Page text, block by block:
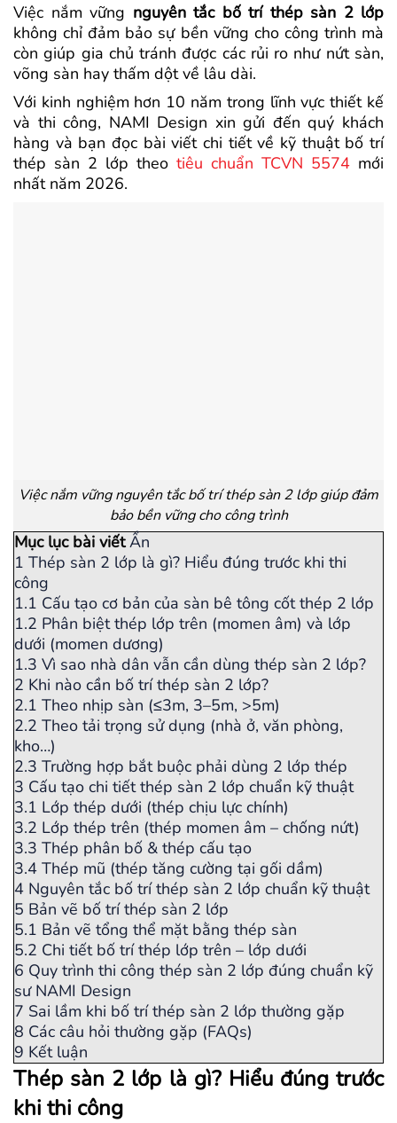
Việc nắm vững nguyên tắc bố trí thép sàn 2 lớp
không chỉ đảm bảo sự bền vững cho công trình mà
còn giúp gia chủ tránh được các rủi ro như nứt sàn,
võng sàn hay thấm dột về lâu dài.
Với kinh nghiệm hơn 10 năm trong lĩnh vực thiết kế
và thi công, NAMI Design xin gửi đến quý khách
hàng và bạn đọc bài viết chi tiết về kỹ thuật bố trí
thép sàn 2 lớp theo tiêu chuẩn TCVN 5574 mới
nhất năm 2026.
Việc nắm vững nguyên tắc bố trí thép sàn 2 lớp giúp đảm
bảo bền vững cho công trình
Mục lục bài viết Ẩn
1 Thép sàn 2 lớp là gì? Hiểu đúng trước khi thi
công
1.1 Cấu tạo cơ bản của sàn bê tông cốt thép 2 lớp
1.2 Phân biệt thép lớp trên (momen âm) và lớp
dưới (momen dương)
1.3 Vì sao nhà dân vẫn cần dùng thép sàn 2 lớp?
2 Khi nào cần bố trí thép sàn 2 lớp?
2.1 Theo nhịp sàn (≤3m, 3–5m, >5m)
2.2 Theo tải trọng sử dụng (nhà ở, văn phòng,
kho…)
2.3 Trường hợp bắt buộc phải dùng 2 lớp thép
3 Cấu tạo chi tiết thép sàn 2 lớp chuẩn kỹ thuật
3.1 Lớp thép dưới (thép chịu lực chính)
3.2 Lớp thép trên (thép momen âm – chống nứt)
3.3 Thép phân bố & thép cấu tạo
3.4 Thép mũ (thép tăng cường tại gối dầm)
4 Nguyên tắc bố trí thép sàn 2 lớp chuẩn kỹ thuật
5 Bản vẽ bố trí thép sàn 2 lớp
5.1 Bản vẽ tổng thể mặt bằng thép sàn
5.2 Chi tiết bố trí thép lớp trên – lớp dưới
6 Quy trình thi công thép sàn 2 lớp đúng chuẩn kỹ
sư NAMI Design
7 Sai lầm khi bố trí thép sàn 2 lớp thường gặp
8 Các câu hỏi thường gặp (FAQs)
9 Kết luận
Thép sàn 2 lớp là gì? Hiểu đúng trước
khi thi công